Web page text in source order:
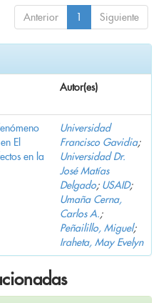
Anterior 1 Siguiente
Autor(es)
El
en la
Universidad
Francisco Gavidia;
Universidad Dr.
José Matías
Delgado; USAID;
Umaña Cerna,
Carlos A.;
Peñailillo, Miguel;
Iraheta, May Evelyn